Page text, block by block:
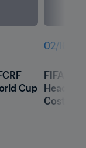
Cup
02/16
FIFA
Costa